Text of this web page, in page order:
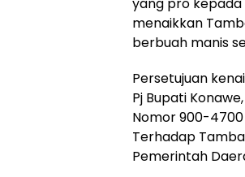
menaikkan
berbuah manis
Persetujuan
Pj Bupati
Nomor 900-
Terhadap
Pemerintah